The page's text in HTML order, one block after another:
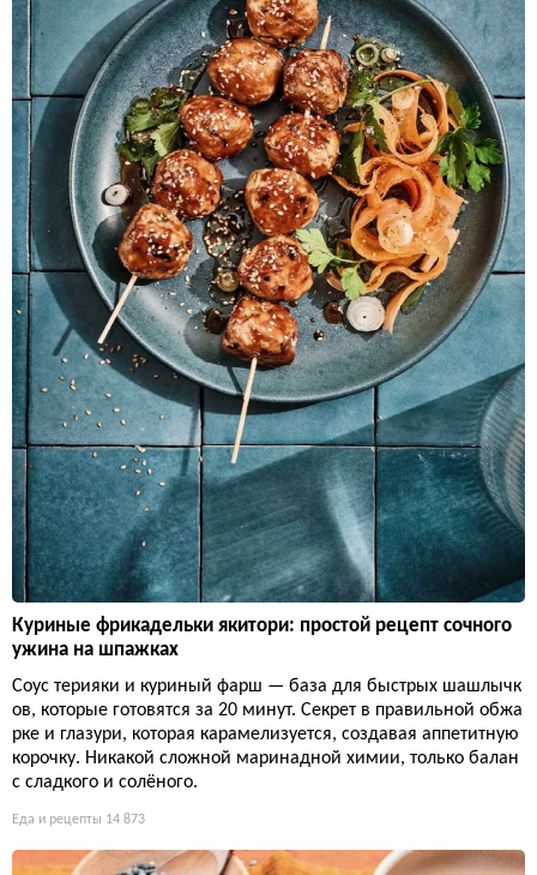
Куриные фрикадельки якитори: простой рецепт сочного
ужина на шпажках
Соус терияки и куриный фарш — база для быстрых шашлычк
ов, которые готовятся за 20 минут. Секрет в правильной обжа
рке и глазури, которая карамелизуется, создавая аппетитную
корочку. Никакой сложной маринадной химии, только балан
с сладкого и солёного.
Еда и рецепты 14 873